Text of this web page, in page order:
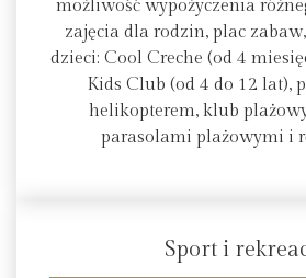
możliwość wypożyczenia
zajęcia dla rodzin, plac
dzieci: Cool Creche (od 4
Kids Club (od 4 do 12 lat),
helikopterem, klub
parasolami plażowymi i
Sport i